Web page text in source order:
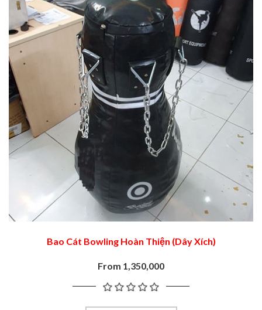
Bao Cát Bowling Hoàn Thiện (Dây Xích)
From 1,350,000